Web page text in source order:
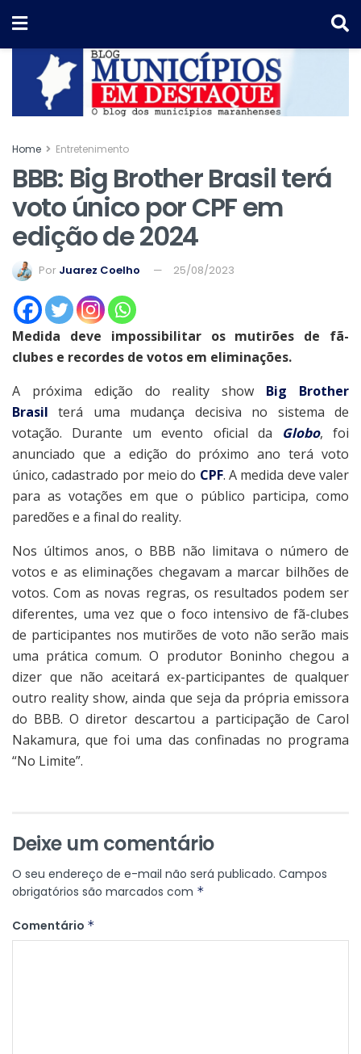
Home Entretenimento
BBB: Big Brother Brasil terá
voto único por CPF em
edição de 2024
Por Juarez Coelho 25/08/2023
Medida deve impossibilitar os mutirões de fã-
clubes e recordes de votos em eliminações.
A próxima edição do reality show Big Brother
Brasil terá uma mudança decisiva no sistema de
votação. Durante um evento oficial da Globo, foi
anunciado que a edição do próximo ano terá voto
único, cadastrado por meio do CPF. A medida deve valer
para as votações em que o público participa, como
paredões e a final do reality.
Nos últimos anos, o BBB não limitava o número de
votos e as eliminações chegavam a marcar bilhões de
votos. Com as novas regras, os resultados podem ser
diferentes, uma vez que o foco intensivo de fã-clubes
de participantes nos mutirões de voto não serão mais
uma prática comum. O produtor Boninho chegou a
dizer que não aceitará ex-participantes de qualquer
outro reality show, ainda que seja da própria emissora
do BBB. O diretor descartou a participação de Carol
Nakamura, que foi uma das confinadas no programa
“No Limite”.
Deixe um comentário
O seu endereço de e-mail não será publicado. Campos
obrigatórios são marcados com *
Comentário *